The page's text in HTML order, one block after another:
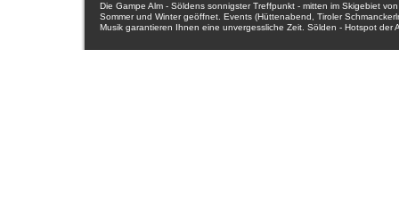
Die Gampe Alm - Söldens sonnigster Treffpunkt - mitten im Skigebiet
Sommer und Winter geöffnet. Events (Hüttenabend, Tiroler
Musik garantieren Ihnen eine unvergessliche Zeit. Sölden - Hotspot
Sölden - Ötztal - Tirol - Österreich. Ötztal - Tirols stärkstes Tal